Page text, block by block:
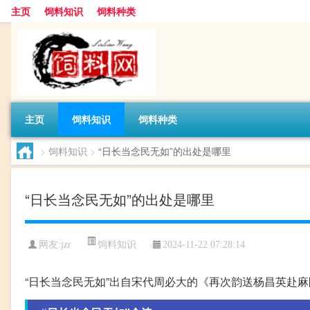
主页 饲料知识 饲料种类
主页 饲料知识 饲料种类
> 饲料知识 > “日长当念民无如”的出处是哪里
“日长当念民无如”的出处是哪里
网友:jzr 饲料知识 2024-11-22 07:28:14
“日长当念民无如”出自宋代周必大的《再次韵送杨昌英赴麻